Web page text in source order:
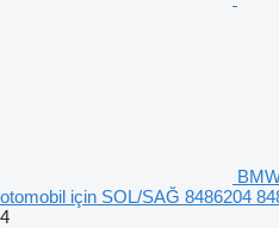
otomobil için SOL/SAĞ 8486204
4